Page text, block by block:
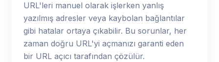
URL'leri manuel olarak işlerken yanlış
yazılmış adresler veya kaybolan bağlantılar
gibi hatalar ortaya çıkabilir. Bu sorunlar, her
zaman doğru URL'yi açmanızı garanti eden
bir URL açıcı tarafından çözülür.